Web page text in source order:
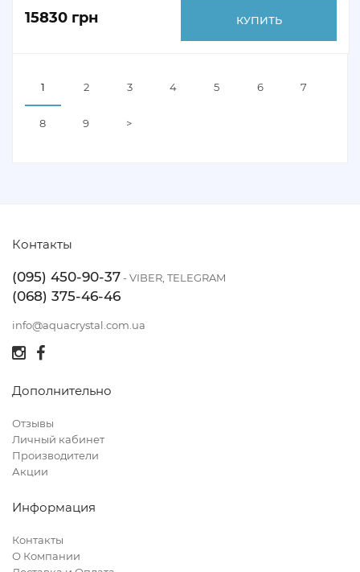
15830 грн КУПИТЬ
1 2 3 4 5 6 7
8 9 >
Контакты
(095) 450-90-37- VIBER, TELEGRAM
(068) 375-46-46
info@aquacrystal.com.ua
Дополнительно
Отзывы
Личный кабинет
Производители
Акции
Информация
Контакты
О Компании